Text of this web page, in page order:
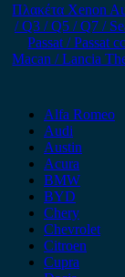
Πλακέτα Xenon
/ Q3 / Q5 / Q7 /
Passat / Passat
Macan / Lancia
Alfa Romeo
Audi
Austin
Acura
BMW
BYD
Chery
Chevrolet
Citroen
Cupra